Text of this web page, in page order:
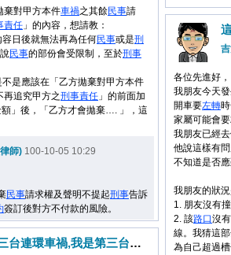
棄對甲方本件車禍之其餘民事請
責任 」的內容，想請教：
日後就無法再為任何民事或是刑
民事的部份會受限制，至於刑事
不是應該在「乙方拋棄對甲方本件
再追究甲方之刑事責任 」的前面加
」後，「乙方才會拋棄…. 」，這
師) 100-10-05 10:29
民事請求權及聲明不提起刑事告訴
簽訂後對方不付款的風險。
各位先進好，
我朋友今天
開車要左轉
家屬可能會
我朋友已經
他說這樣有
不知道是否
我朋友的狀
1. 朋友沒有
2. 該路口沒
線。我猜這
為自己超過
在國道發生三台連環車禍,我是第三台,責任歸屬.